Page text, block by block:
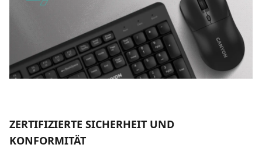
ZERTIFIZIERTE SICHERHEIT UND
KONFORMITÄT